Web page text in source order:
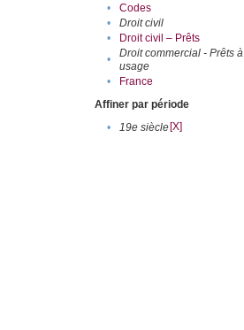
•
Codes
•
Droit civil
•
Droit civil – Prêts
•
Droit commercial - Prêts à
usage
• France
Affiner par période
•
19e siècle[X]